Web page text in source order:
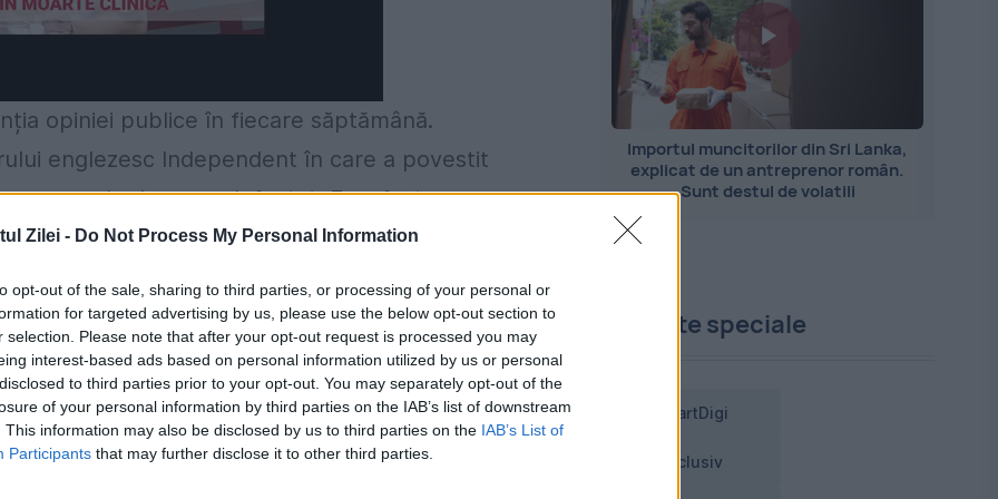
Zilei - Do Not Process My Personal Information
opt-out of the sale, sharing to third parties, or processing of your personal or
for targeted advertising by us, please use the below opt-out section to
selection. Please note that after your opt-out request is processed you may
interest-based ads based on personal information utilized by us or personal
to third parties prior to your opt-out. You may separately opt-out of the
of your personal information by third parties on the IAB’s list of downstream
This information may also be disclosed by us to third parties on the IAB’s List of
Participants that may further disclose it to other third parties.
opiniei publice în fiecare săptămână.
englezesc Independent în care a povestit
care se deplasa s-a defectat. Ea a fost
speriat rău dar Depardieu nu și-a pierdut
mai târziu.
Importul muncitorilor din Sri Lanka,
explicat de un antreprenor român.
Sunt destul de volatili
Proiecte speciale
SmartDigi
Exclusiv